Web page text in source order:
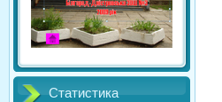
Статистика